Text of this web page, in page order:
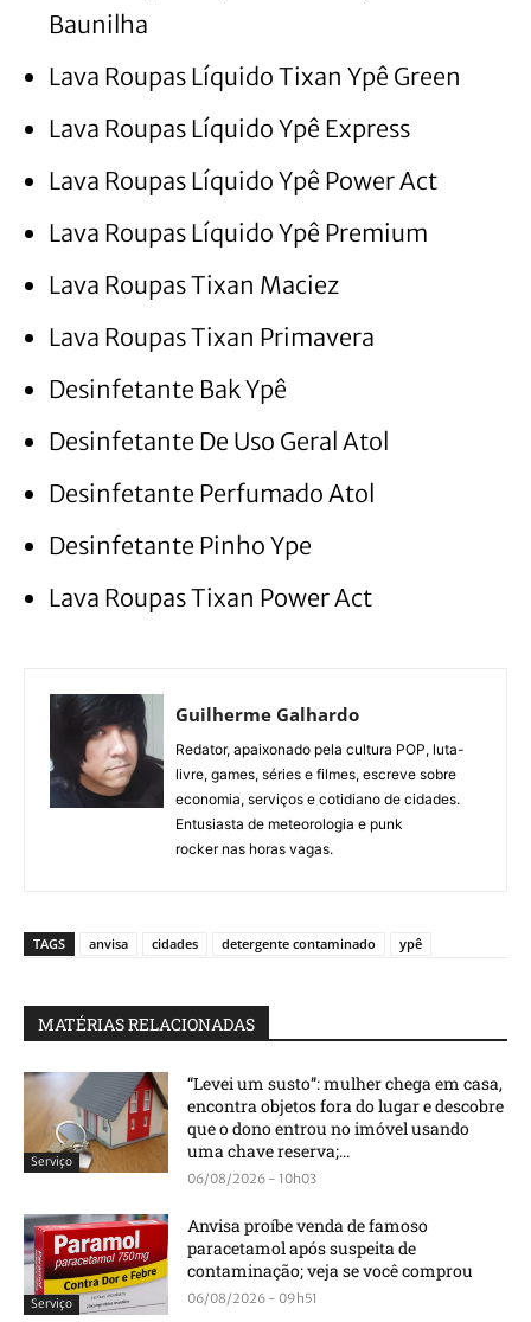
Baunilha
Lava Roupas Líquido Tixan Ypê Green
Lava Roupas Líquido Ypê Express
Lava Roupas Líquido Ypê Power Act
Lava Roupas Líquido Ypê Premium
Lava Roupas Tixan Maciez
Lava Roupas Tixan Primavera
Desinfetante Bak Ypê
Desinfetante De Uso Geral Atol
Desinfetante Perfumado Atol
Desinfetante Pinho Ype
Lava Roupas Tixan Power Act
Guilherme Galhardo
Redator, apaixonado pela cultura POP, luta-
livre, games, séries e filmes, escreve sobre
economia, serviços e cotidiano de cidades.
Entusiasta de meteorologia e punk
rocker nas horas vagas.
TAGS anvisa cidades detergente contaminado ypê
MATÉRIAS RELACIONADAS
Serviço
“Levei um susto”: mulher chega em casa,
encontra objetos fora do lugar e descobre
que o dono entrou no imóvel usando
uma chave reserva;...
06/08/2026 - 10h03
Serviço
Anvisa proíbe venda de famoso
paracetamol após suspeita de
contaminação; veja se você comprou
06/08/2026 - 09h51